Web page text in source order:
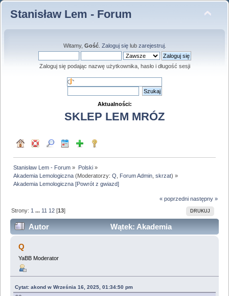
Stanisław Lem - Forum
Witamy, Gość. Zaloguj sięlub zarejestruj.
Zaloguj się podając nazwę użytkownika, hasło i długość sesji
Aktualności:
SKLEP LEM MRÓZ
Stanisław Lem - Forum » Polski»
Akademia Lemologiczna (Moderatorzy:Q Forum Admin ,skrzat) »
Akademia Lemologiczna [Powrót z gwiazd]
« poprzedni następny »
DRUKUJ
Strony: 1 ... 11 12 [13]
Autor
Wątek: Akademia
Lemologiczna [Powrót z gwiazd] (Przeczytany 521273
razy)
Q
YaBB Moderator
Cytat: akond w Września 16, 2025, 01:34:50 pm